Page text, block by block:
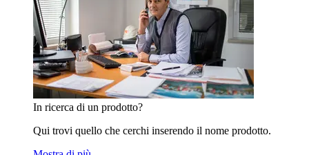
In ricerca di un prodotto?
Qui trovi quello che cerchi inserendo il nome prodotto.